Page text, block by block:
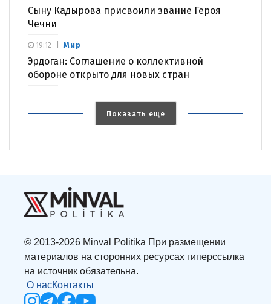
Сыну Кадырова присвоили звание Героя
Чечни
Мир
Эрдоган: Соглашение о коллективной
обороне открыто для новых стран
19:12
Показать еще
© 2013-2026 Minval Politika При размещении
материалов на сторонних ресурсах гиперссылка
на источник обязательна.
О насКонтакты